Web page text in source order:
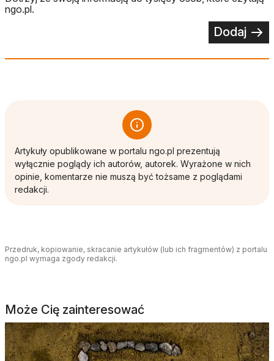
ngo.pl.
Dodaj
Artykuły opublikowane w portalu ngo.pl prezentują
wyłącznie poglądy ich autorów, autorek. Wyrażone w nich
opinie, komentarze nie muszą być tożsame z poglądami
redakcji.
Przedruk, kopiowanie, skracanie artykułów (lub ich fragmentów) z portalu
ngo.pl wymaga zgody redakcji.
Może Cię zainteresować